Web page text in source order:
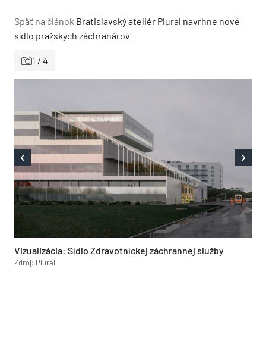
Späť na článok Bratislavský ateliér Plural navrhne nové
sídlo pražských záchranárov
1 / 4
Vizualizácia: Sídlo Zdravotníckej záchrannej služby
Zdroj: Plural